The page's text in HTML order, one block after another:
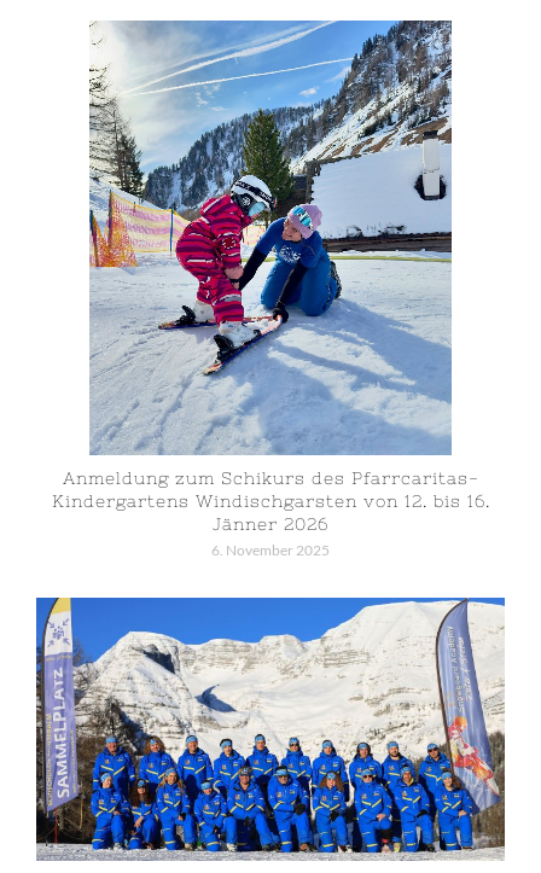
Anmeldung zum Schikurs des Pfarrcaritas-
Kindergartens Windischgarsten von 12. bis 16.
Jänner 2026
6. November 2025